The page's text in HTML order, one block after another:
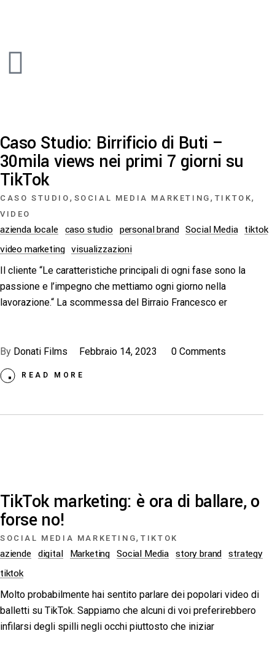
Caso Studio: Birrificio di Buti –
30mila views nei primi 7 giorni su
TikTok
CASO STUDIO , SOCIAL MEDIA MARKETING , TIKTOK,
VIDEO
azienda locale caso studio personal brand Social Media tiktok
video marketing visualizzazioni
Il cliente “Le caratteristiche principali di ogni fase sono la
passione e l’impegno che mettiamo ogni giorno nella
lavorazione.“ La scommessa del Birraio Francesco er
READ MORE
By Donati Films Febbraio 14, 2023 0 Comments
TikTok marketing: è ora di ballare, o
forse no!
SOCIAL MEDIA MARKETING,TIKTOK
aziende digital Marketing Social Media story brand strategy
tiktok
Molto probabilmente hai sentito parlare dei popolari video di
balletti su TikTok. Sappiamo che alcuni di voi preferirebbero
infilarsi degli spilli negli occhi piuttosto che iniziar